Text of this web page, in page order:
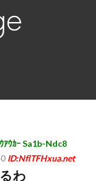
ｳｶｰ Sa1b-Ndc8
ID:NflTFHxua.net
わ